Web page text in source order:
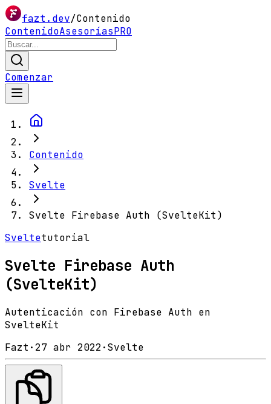
fazt.dev/Contenido
ContenidoAsesoríasPRO
Comenzar
Contenido
Svelte
Svelte Firebase Auth (SvelteKit)
Sveltetutorial
Svelte Firebase Auth
(SvelteKit)
Autenticación con Firebase Auth en
SvelteKit
Fazt ·27 abr 2022 ·Svelte